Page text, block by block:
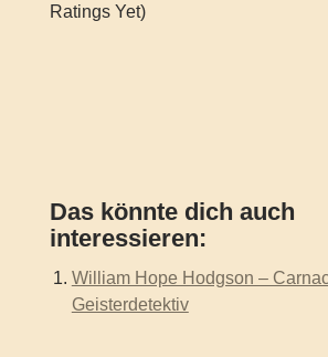
Ratings Yet)
Das könnte dich auch
interessieren:
William Hope Hodgson –
Geisterdetektiv